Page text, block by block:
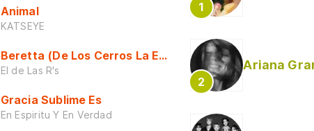
Animal
KATSEYE
Beretta (De Los Cerros La Escuela)
El de Las R's
Gracia Sublime Es
En Espiritu Y En Verdad
Ariana